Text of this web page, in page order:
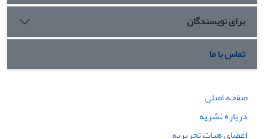
برای نویسندگان
تماس با ما
صفحه اصلی
درباره نشریه
اعضای هیات تحریریه